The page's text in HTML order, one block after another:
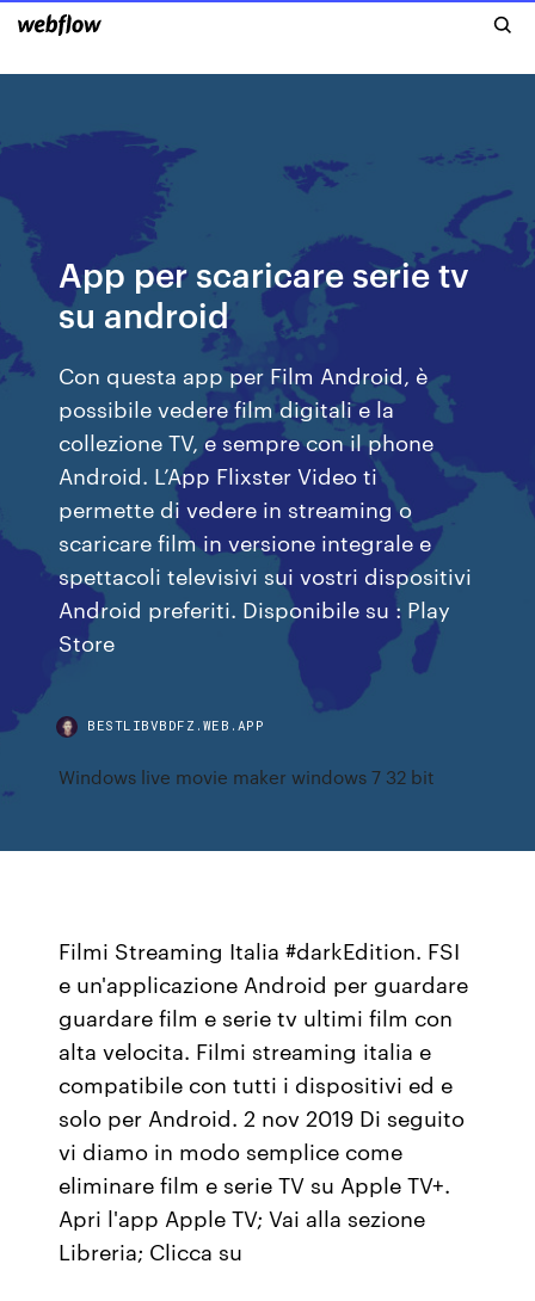
App per scaricare serie tv
su android
Con questa app per Film Android, è
possibile vedere film digitali e la
collezione TV, e sempre con il phone
Android. L’App Flixster Video ti
permette di vedere in streaming o
scaricare film in versione integrale e
spettacoli televisivi sui vostri dispositivi
Android preferiti. Disponibile su : Play
Store
BESTLIBVBDFZ.WEB.APP
Windows live movie maker windows 7 32 bit
Filmi Streaming Italia #darkEdition. FSI
e un'applicazione Android per guardare
guardare film e serie tv ultimi film con
alta velocita. Filmi streaming italia e
compatibile con tutti i dispositivi ed e
solo per Android. 2 nov 2019 Di seguito
vi diamo in modo semplice come
eliminare film e serie TV su Apple TV+.
Apri l'app Apple TV; Vai alla sezione
Libreria; Clicca su